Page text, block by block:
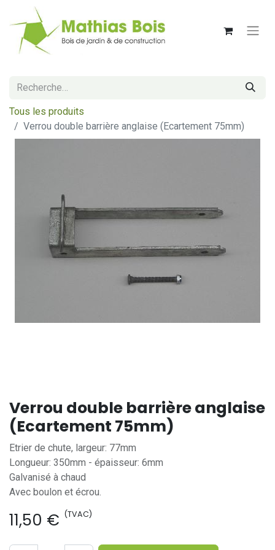
Tous les produits
Verrou double barrière anglaise (Ecartement 75mm)
Verrou double barrière anglaise
(Ecartement 75mm)
Etrier de chute, largeur: 77mm
Longueur: 350mm - épaisseur: 6mm
Galvanisé à chaud
Avec boulon et écrou.
11,50 € (TVAC)